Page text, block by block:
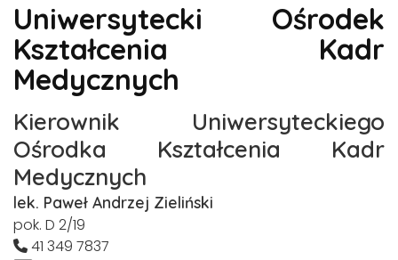
Uniwersytecki Ośrodek
Kształcenia Kadr
Medycznych
Kierownik Uniwersyteckiego
Ośrodka Kształcenia Kadr
Medycznych
lek. Paweł Andrzej Zieliński
pok. D 2/19
41 349 7837